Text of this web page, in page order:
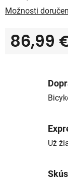
Možnosti
86,99
Už